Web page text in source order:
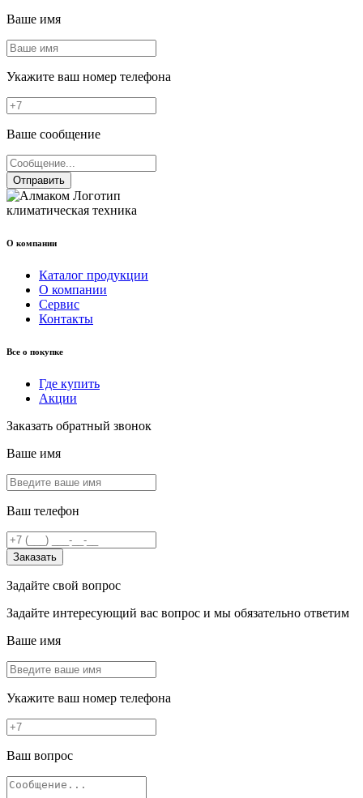
Ваше имя
Укажите ваш номер телефона
Ваше сообщение
Отправить
климатическая техника
О компании
Каталог продукции
О компании
Сервис
Контакты
Все о покупке
Где купить
Акции
Заказать обратный звонок
Ваше имя
Ваш телефон
Заказать
Задайте свой вопрос
Задайте интересующий вас вопрос и мы обязательно ответим
Ваше имя
Укажите ваш номер телефона
Ваш вопрос